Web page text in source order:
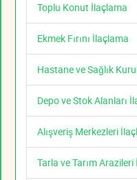
Toplu Konut İlaçlama
Ekmek Fırını İlaçlama
Hastane ve Sağlık
Depo ve Stok Alanları
Alışveriş Merkezleri
Tarla ve Tarım